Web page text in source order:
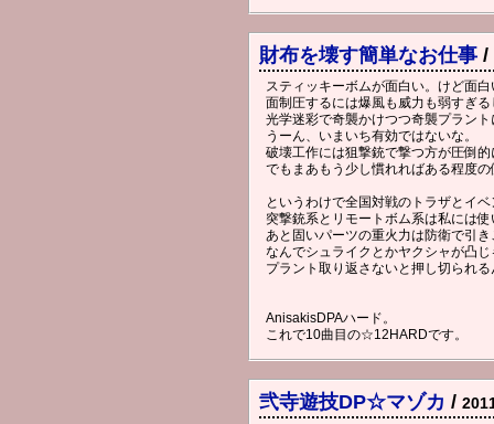
財布を壊す簡単なお仕事 /
スティッキーボムが面白い。けど面
面制圧するには爆風も威力も弱すぎ
光学迷彩で奇襲かけつつ奇襲プラン
うーん、いまいち有効ではないな。
破壊工作には狙撃銃で撃つ方が圧倒
でもまあもう少し慣れればある程度
というわけで全国対戦のトラザとイ
突撃銃系とリモートボム系は私には
あと固いパーツの重火力は防衛で引
なんでシュライクとかヤクシャが凸
プラント取り返さないと押し切られ
AnisakisDPAハード。
これで10曲目の☆12HARDです。
弐寺遊技DP☆マゾカ /